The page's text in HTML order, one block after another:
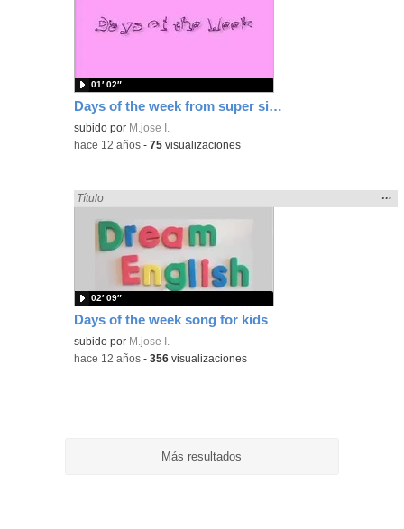
Days of the week from super simple song
subido por M.jose I.
01′ 02″
-hace 12 años -75 visualizaciones
Days of the week song for kids
Encontrado «song» en:
Título
la
…
subido por M.jose I.
02′ 09″
-hace 12 años -356 visualizaciones
Más resultados